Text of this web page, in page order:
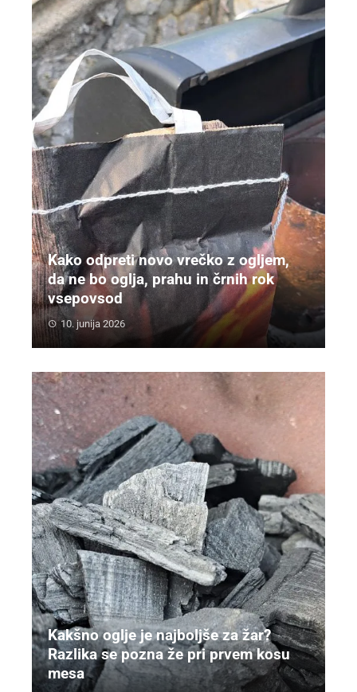
Kako odpreti novo vrečko z ogljem,
da ne bo oglja, prahu in črnih rok
vsepovsod
10. junija 2026
Kakšno oglje je najboljše za žar?
Razlika se pozna že pri prvem kosu
mesa